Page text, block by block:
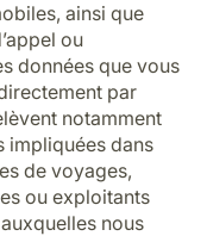
ainsi que
ou
données que vous
par
notamment
impliquées dans
de voyages,
ou exploitants
nous